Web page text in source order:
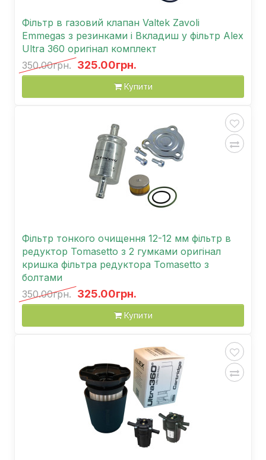
Фільтр в газовий клапан Valtek Zavoli
Emmegas з резинками і Вкладиш у фільтр Alex
Ultra 360 оригінал комплект
350.00грн. 325.00грн.
Купити
Фільтр тонкого очищення 12-12 мм фільтр в
редуктор Tomasetto з 2 гумками оригінал
кришка фільтра редуктора Tomasetto з
болтами
350.00грн. 325.00грн.
Купити